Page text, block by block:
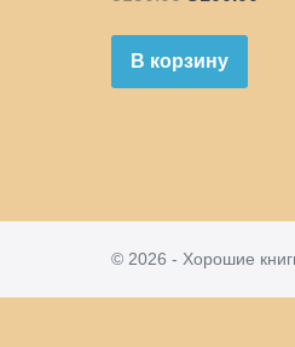
составляла
₴150.00.
В корзину
© 2026 - Хорошие